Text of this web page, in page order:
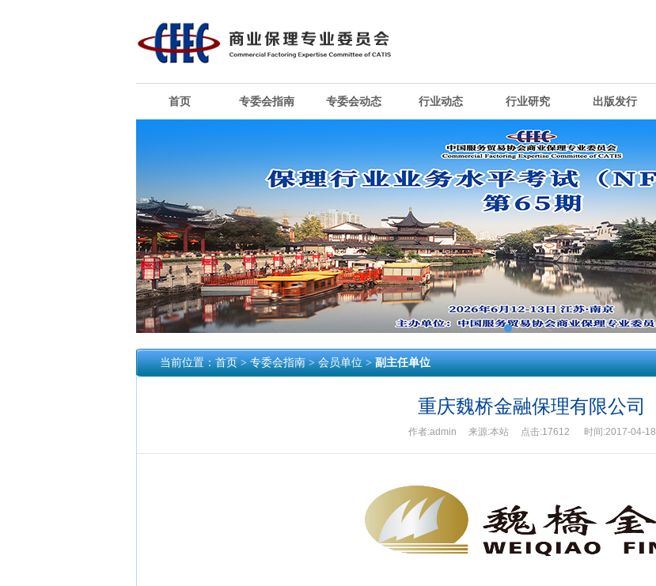
首页 专委会指南 专委会动态 行业动态 行业研究 出版发行
当前位置：首页> 专委会指南 > 会员单位 >副主任单位
重庆魏桥金融保理有限公司
作者:admin 来源:本站 点击:17612 时间:2017-04-18